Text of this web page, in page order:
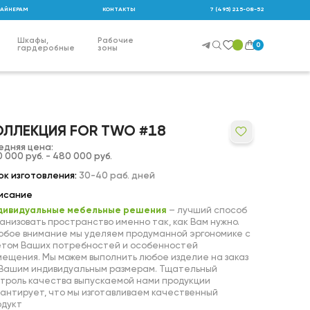
КОНТАКТЫ 7 (495) 215-08-52
Шкафы,
гардеробные
Рабочие
зоны
0
FOR TWO #18
цена:
000 руб. - 480 000 руб.
изготовления: 30-40 раб. дней
мебельные решения – лучший способ
пространство именно так, как Вам нужно.
внимание мы уделяем продуманной эргономике с
Ваших потребностей и особенностей
Мы можем выполнить любое изделие на заказ
индивидуальным размерам. Тщательный
качества выпускаемой нами продукции
что мы изготавливаем качественный